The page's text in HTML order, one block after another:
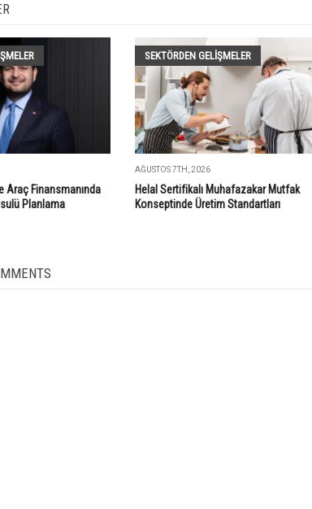
Araç Finansmanında
Planlama
SEKTÖRDEN GELIŞMELER
AĞUSTOS 7TH, 2026
Helal Sertifikalı Muhafazakar Mutfak
Konseptinde Üretim Standartları